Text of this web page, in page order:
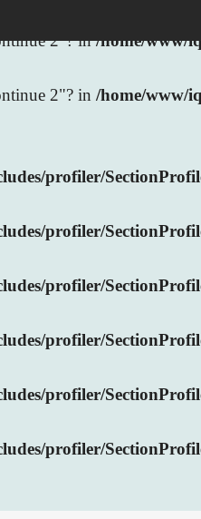
2"? in/home/www/
2"? in /home/www/
profiler/
profiler/
profiler/
profiler/
profiler/
profiler/